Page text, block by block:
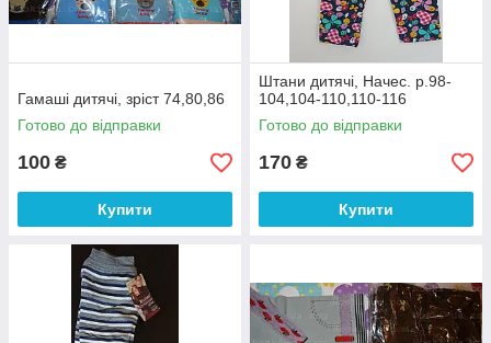
Гамаші дитячі, зріст 74,80,86
Готово до відправки
100 ₴
Купити
Штани дитячі, Начес. р.98-
104,104-110,110-116
Готово до відправки
170 ₴
Купити